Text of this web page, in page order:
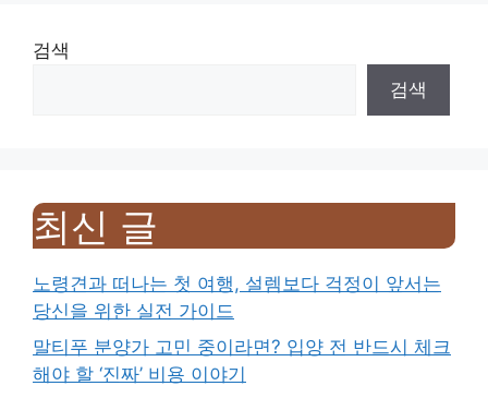
검색
검색
최신 글
노령견과 떠나는 첫 여행, 설렘보다 걱정이 앞서는
당신을 위한 실전 가이드
말티푸 분양가 고민 중이라면? 입양 전 반드시 체크
해야 할 ‘진짜’ 비용 이야기